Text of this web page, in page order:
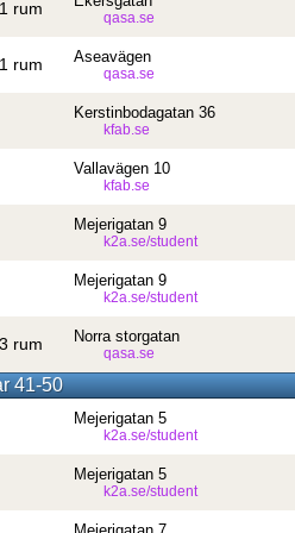
1 rum qasa.se
1 rum Aseavägen
qasa.se
Kerstinbodagatan 36
kfab.se
Vallavägen 10
kfab.se
Mejerigatan 9
k2a.se/student
Mejerigatan 9
k2a.se/student
3 rum Norra storgatan
qasa.se
41-50
Mejerigatan 5
k2a.se/student
Mejerigatan 5
k2a.se/student